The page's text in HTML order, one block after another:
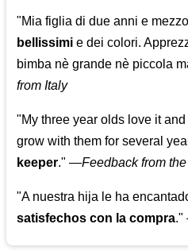
"Mia figlia di due anni e
bellissimi e dei colori.
bimba nè grande nè piccola
from Italy
"My three year olds love it and
grow with them for several
keeper." —Feedback from
"A nuestra hija le ha
satisfechos con la compra."